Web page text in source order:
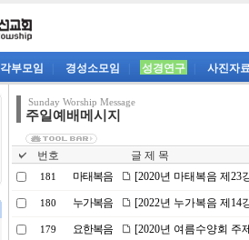
각부모임 경성소모임 성경연구 사진자
Sunday Worship Message
주일예배메시지
번호 글 제 목
181 마태복음 [2020년 마태복음 제23
180 누가복음 [2022년 누가복음 제14
179 요한복음 [2020년 여름수양회 주